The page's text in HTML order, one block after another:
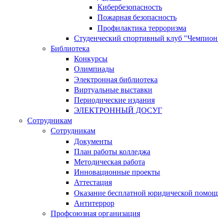
Кибербезопасность
Пожарная безопасность
Профилактика терроризма
Студенческий спортивный клуб
Библиотека
Конкурсы
Олимпиады
Электронная библиотека
Виртуальные выставки
Периодические издания
ЭЛЕКТРОННЫЙ ДОСУГ
Сотрудникам
Сотрудникам
Документы
План работы колледжа
Методическая работа
Инновационные проекты
Аттестация
Оказание бесплатной юридической
Антитеррор
Профсоюзная организация